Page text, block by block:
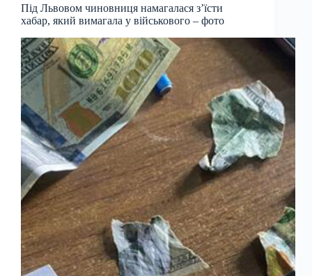
Під Львовом чиновниця намагалася з’їсти
хабар, який вимагала у військового – фото